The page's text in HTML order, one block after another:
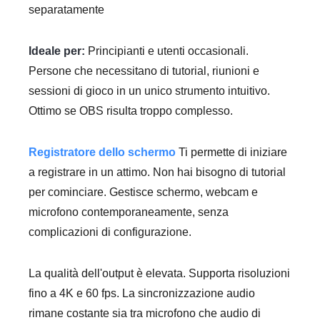
separatamente
Ideale per: Principianti e utenti occasionali.
Persone che necessitano di tutorial, riunioni e
sessioni di gioco in un unico strumento intuitivo.
Ottimo se OBS risulta troppo complesso.
Registratore dello schermo Ti permette di iniziare
a registrare in un attimo. Non hai bisogno di tutorial
per cominciare. Gestisce schermo, webcam e
microfono contemporaneamente, senza
complicazioni di configurazione.
La qualità dell'output è elevata. Supporta risoluzioni
fino a 4K e 60 fps. La sincronizzazione audio
rimane costante sia tra microfono che audio di